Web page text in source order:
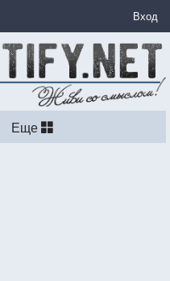
Вход
Еще